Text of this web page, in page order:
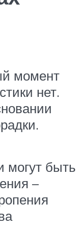
момент
нет.
могут быть
–